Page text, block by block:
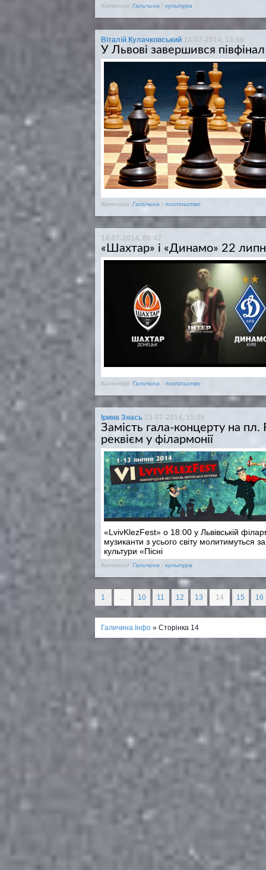
Категорії: Галичина / культура
Віталій Кулачковський 14-07-2014, 13:50
У Львові завершився
Категорії: Галичина /поспільство
14-07-2014, 09:42
«Шахтар» і «Динамо» 22
Категорії: Галичина /поспільство
Ірина Знась 13-07-2014, 15:05
Замість гала-концерту на
реквієм у філармонії
«LvivKlezFest» о 18:00 у Львівській
музиканти з усього світу молитимуться
культури «Пісні
Категорії: Галичина / культура
1 10 11 12 13 14 15 16
Галичина.Інфо » Сторінка 14